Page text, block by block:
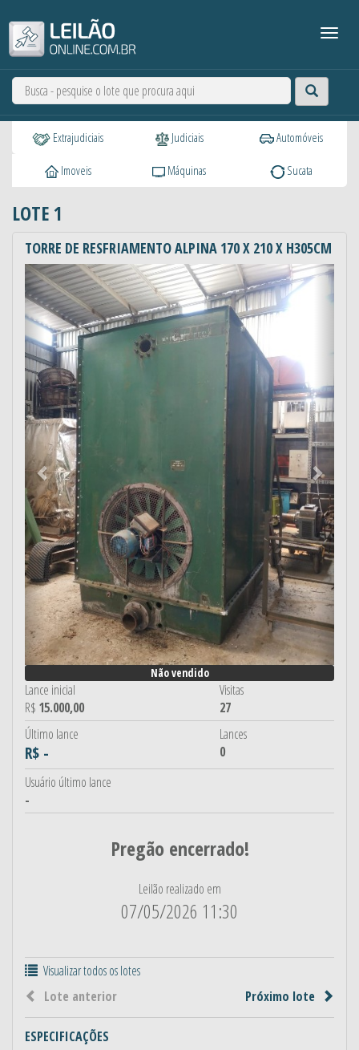
Extrajudiciais Judiciais Automóveis
Imoveis Máquinas Sucata
LOTE 1
TORRE DE RESFRIAMENTO ALPINA 170 X 210 X H305CM
Anterior
Não vendido
Lance inicial
R$ 15.000,00
Visitas
27
Último lance
R$ -
Lances
0
Usuário último lance
-
Pregão encerrado!
Leilão realizado em
07/05/2026 11:30
Visualizar todos os lotes
Lote anterior
Próximo lote
ESPECIFICAÇÕES